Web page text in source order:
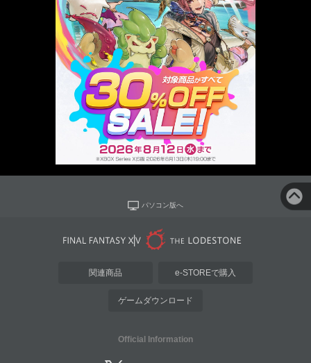
パソコン版へ
関連商品 e-STOREで購入
ゲームダウンロード
Official Information